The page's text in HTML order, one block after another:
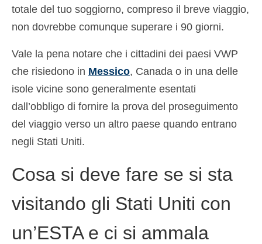
totale del tuo soggiorno, compreso il breve viaggio,
non dovrebbe comunque superare i 90 giorni.
Vale la pena notare che i cittadini dei paesi VWP
che risiedono in Messico, Canada o in una delle
isole vicine sono generalmente esentati
dall’obbligo di fornire la prova del proseguimento
del viaggio verso un altro paese quando entrano
negli Stati Uniti.
Cosa si deve fare se si sta
visitando gli Stati Uniti con
un’ESTA e ci si ammala